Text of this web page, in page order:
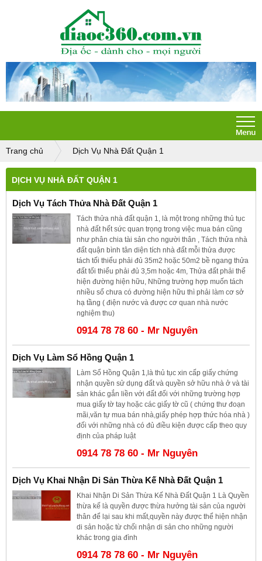
Trang chủ Dịch Vụ Nhà Đất Quận 1
DỊCH VỤ NHÀ ĐẤT QUẬN 1
Dịch Vụ Tách Thửa Nhà Đất Quận 1
Tách thửa nhà đất quận 1, là một trong những thủ tục
nhà đất hết sức quan trọng trong việc mua bán cũng
như phân chia tài sản cho người thân , Tách thửa nhà
đất quận bình tân diện tích nhà đất mỗi thửa được
tách tối thiểu phải đủ 35m2 hoặc 50m2 bề ngang thửa
đất tối thiểu phải đủ 3,5m hoặc 4m, Thửa đất phải thể
hiện đường hiện hữu, Những trường hợp muốn tách
nhiều sổ chưa có đường hiện hữu thì phải làm cơ sở
hạ tầng ( điện nước và được cơ quan nhà nước
nghiệm thu)
0914 78 78 60 - Mr Nguyên
Dịch Vụ Làm Sổ Hồng Quận 1
Làm Sổ Hồng Quận 1,là thủ tục xin cấp giấy chứng
nhận quyền sử dụng đất và quyền sở hữu nhà ở và tài
sản khác gắn liền với đất đối với những trường hợp
mua giấy tờ tay hoặc các giấy tờ cũ ( chứng thư đoạn
mãi,văn tự mua bán nhà,giấy phép hợp thức hóa nhà )
đối với những nhà có đủ điều kiện được cấp theo quy
định của pháp luật
0914 78 78 60 - Mr Nguyên
Dịch Vụ Khai Nhận Di Sản Thừa Kế Nhà Đất Quận 1
Khai Nhận Di Sản Thừa Kế Nhà Đất Quận 1 Là Quyền
thừa kế là quyền được thừa hưởng tài sản của người
thân để lại sau khi mất,quyền này được thể hiện nhận
di sản hoặc từ chối nhận di sản cho những người
khác trong gia đình
0914 78 78 60 - Mr Nguyên